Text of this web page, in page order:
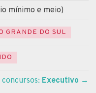
mínimo e meio)
GRANDE DO SUL
concursos: Executivo →